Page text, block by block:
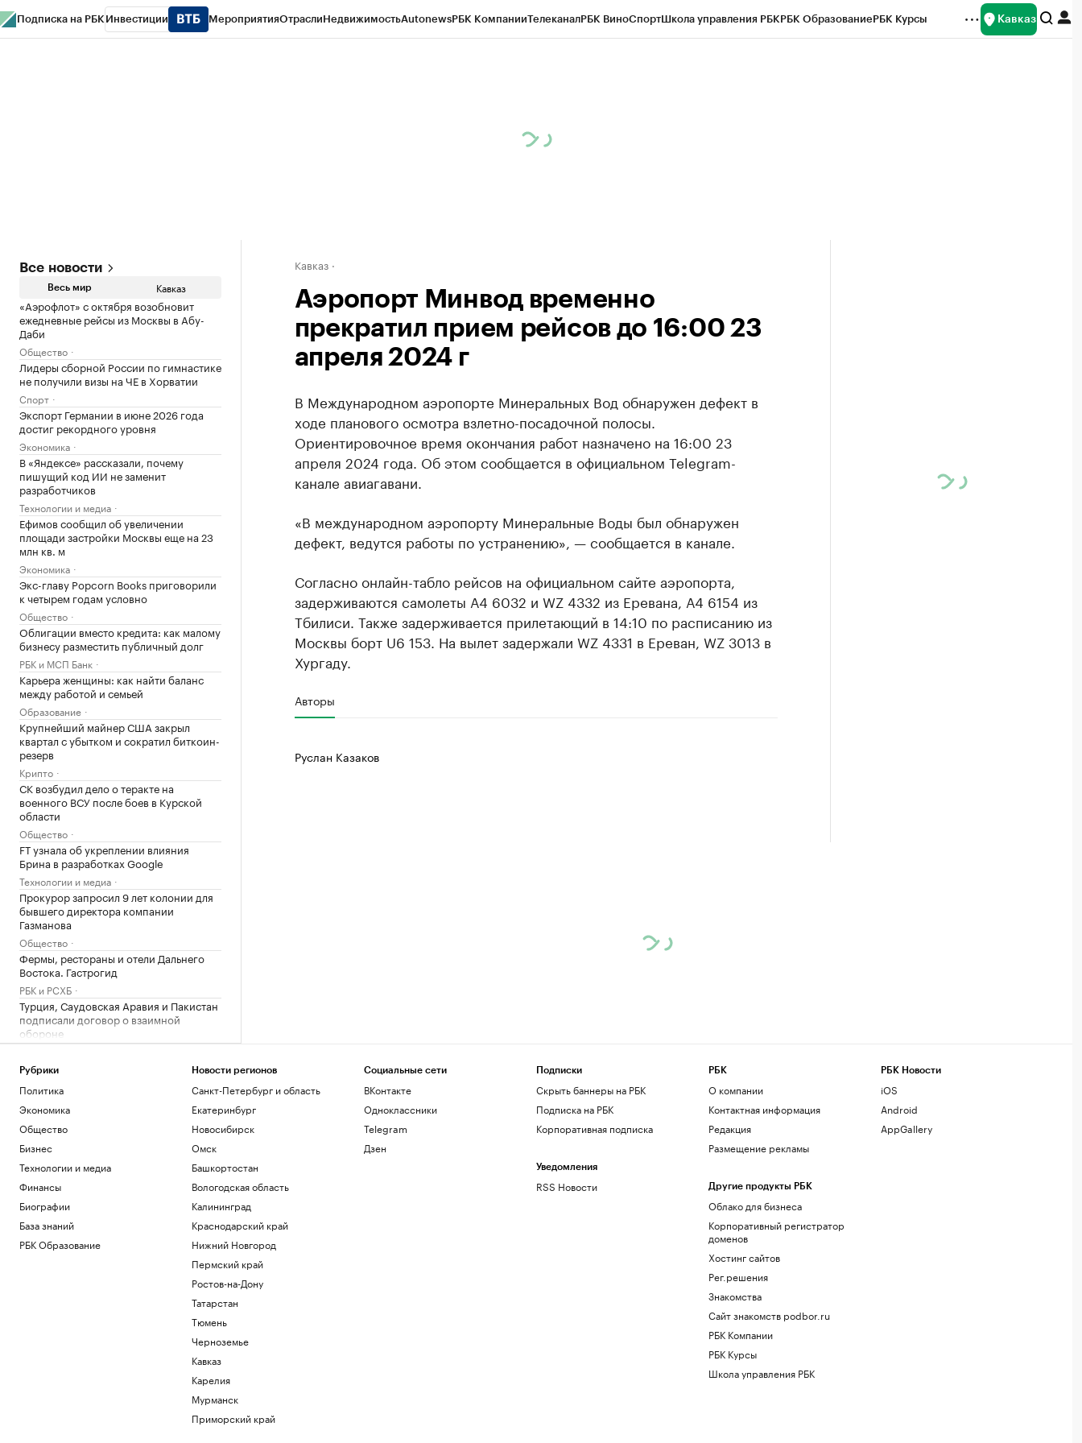
Подписка на РБК Инвестиции МероприятияОтраслиНедвижимостьAutonewsРБК КомпанииТелеканалРБК ВиноСпортШкола управления РБКРБК ОбразованиеРБК Курсы Кавказ
Все новости
Весь мир Кавказ
«Аэрофлот» с октября возобновит
ежедневные рейсы из Москвы в Абу-
Даби
Общество
Лидеры сборной России по гимнастике
не получили визы на ЧЕ в Хорватии
Спорт
Экспорт Германии в июне 2026 года
достиг рекордного уровня
Экономика
В «Яндексе» рассказали, почему
пишущий код ИИ не заменит
разработчиков
Технологии и медиа
Ефимов сообщил об увеличении
площади застройки Москвы еще на 23
млн кв. м
Экономика
Экс-главу Popcorn Books приговорили
к четырем годам условно
Общество
Облигации вместо кредита: как малому
бизнесу разместить публичный долг
РБК и МСП Банк
Карьера женщины: как найти баланс
между работой и семьей
Образование
Крупнейший майнер США закрыл
квартал с убытком и сократил биткоин-
резерв
Крипто
СК возбудил дело о теракте на
военного ВСУ после боев в Курской
области
Общество
FT узнала об укреплении влияния
Брина в разработках Google
Технологии и медиа
Прокурор запросил 9 лет колонии для
бывшего директора компании
Газманова
Общество
Фермы, рестораны и отели Дальнего
Востока. Гастрогид
РБК и РСХБ
Турция, Саудовская Аравия и Пакистан
подписали договор о взаимной
обороне
Российский пловец заявил, что в
Париже на ЧЕ «воняет мочой и
помойками»
Спорт
В Москве простились с легендарным
баскетболистом Иваном Едешко
Путин рассказал президенту ОАЭ о
ситуации вокруг Украины
Политика
Politico сообщило об обсуждении
замены канцлера Германии Фридриха
Мерца
трансформируют промышленность:
Кавказ
Аэропорт Минвод временно
прекратил прием рейсов до 16:00 23
апреля 2024 г
В Международном аэропорте Минеральных Вод обнаружен дефект в
ходе планового осмотра взлетно-посадочной полосы.
Ориентировочное время окончания работ назначено на 16:00 23
апреля 2024 года. Об этом сообщается в официальном Telegram-
канале авиагавани.
«В международном аэропорту Минеральные Воды был обнаружен
дефект, ведутся работы по устранению», — сообщается в канале.
Согласно онлайн-табло рейсов на официальном сайте аэропорта,
задерживаются самолеты А4 6032 и WZ 4332 из Еревана, А4 6154 из
Тбилиси. Также задерживается прилетающий в 14:10 по расписанию из
Москвы борт U6 153. На вылет задержали WZ 4331 в Ереван, WZ 3013 в
Хургаду.
Авторы
Руслан Казаков
Рубрики
Политика
Экономика
Общество
Бизнес
Технологии и медиа
Финансы
Биографии
База знаний
РБК Образование
Новости регионов
Санкт-Петербург и область
Екатеринбург
Новосибирск
Омск
Башкортостан
Вологодская область
Калининград
Краснодарский край
Нижний Новгород
Пермский край
Ростов-на-Дону
Татарстан
Тюмень
Черноземье
Кавказ
Карелия
Мурманск
Приморский край
Социальные сети
ВКонтакте
Одноклассники
Telegram
Дзен
Подписки
Скрыть баннеры на РБК
Подписка на РБК
Корпоративная подписка
Уведомления
RSS Новости
РБК
О компании
Контактная информация
Редакция
Размещение рекламы
Другие продукты РБК
Облако для бизнеса
Корпоративный регистратор
доменов
Хостинг сайтов
Рег.решения
Знакомства
Сайт знакомств podbor.ru
РБК Компании
РБК Курсы
Школа управления РБК
РБК Новости
iOS
Android
AppGallery